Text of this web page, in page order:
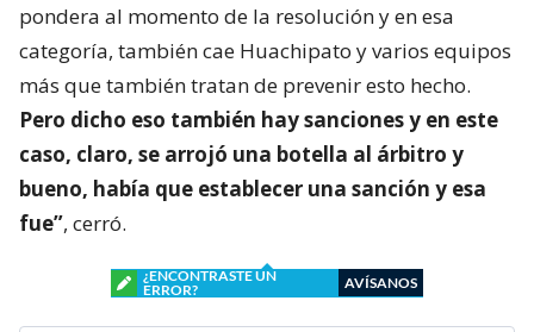
pondera al momento de la resolución y en esa
categoría, también cae Huachipato y varios equipos
más que también tratan de prevenir esto hecho.
Pero dicho eso también hay sanciones y en este
caso, claro, se arrojó una botella al árbitro y
bueno, había que establecer una sanción y esa
fue”, cerró.
¿ENCONTRASTE UN
ERROR?
AVÍSANOS